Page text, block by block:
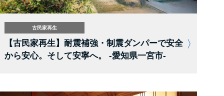
古民家再生
【古民家再生】耐震補強・制震ダンパーで安全
から安心。そして安寧へ。 -愛知県一宮市-